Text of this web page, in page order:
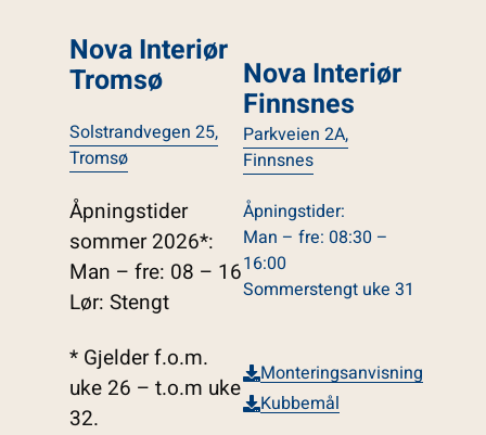
Nova Interiør
Tromsø
Solstrandvegen 25,
Tromsø
Åpningstider
sommer 2026*:
Man – fre: 08 – 16
Lør: Stengt
* Gjelder f.o.m.
uke 26 – t.o.m uke
32.
Nova Interiør
Finnsnes
Parkveien 2A,
Finnsnes
Åpningstider:
Man – fre: 08:30 –
16:00
Sommerstengt uke 31
Monteringsanvisning
Kubbemål